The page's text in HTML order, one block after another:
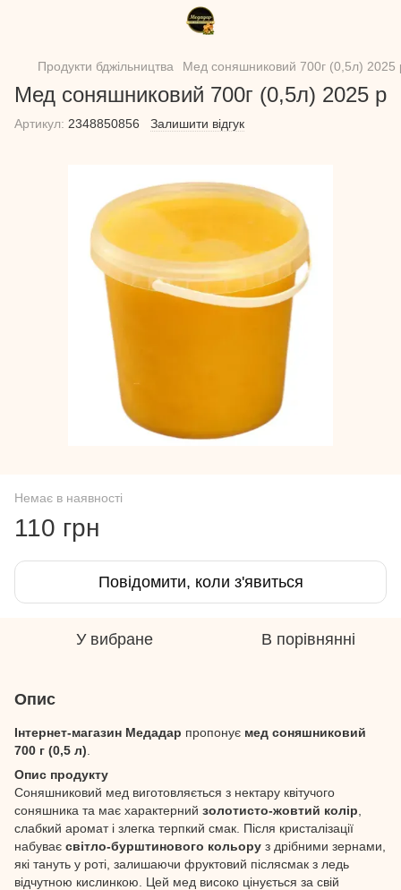
Продукти бджільництва Мед соняшниковий 700г (0,5л) 2025
Мед соняшниковий 700г (0,5л) 2025 р
Артикул: 2348850856 Залишити відгук
Немає в наявності
110 грн
Повідомити, коли з'явиться
У вибране В порівнянні
Опис
Інтернет-магазин Медадар пропонує мед соняшниковий
700 г (0,5 л)
Опис продукту
Соняшниковий мед виготовляється з нектару квітучого
соняшника та має характерний золотисто-жовтий колір
слабкий аромат і злегка терпкий смак. Після кристалізації
набуває світло-бурштинового кольору з дрібними зернами,
які тануть у роті, залишаючи фруктовий післясмак з ледь
відчутною кислинкою. Цей мед високо цінується за свій